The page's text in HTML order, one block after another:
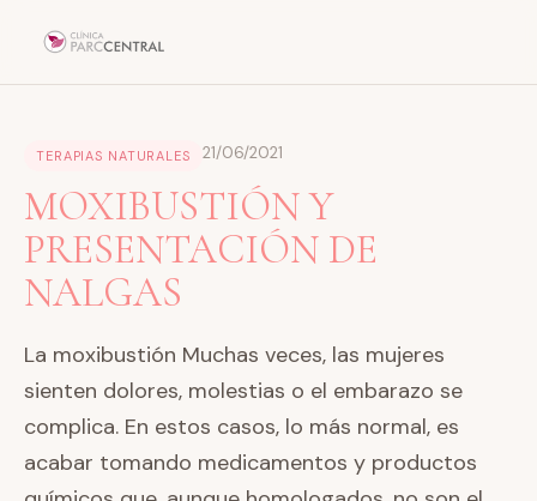
TERAPIAS NATURALES 21/06/2021
MOXIBUSTIÓN Y
PRESENTACIÓN DE
NALGAS
La moxibustión Muchas veces, las mujeres
sienten dolores, molestias o el embarazo se
complica. En estos casos, lo más normal, es
acabar tomando medicamentos y productos